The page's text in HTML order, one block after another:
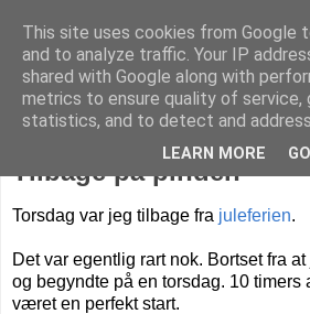
Livet på
Tilbage på pinden
Torsdag var jeg tilbage fra juleferien.
Det var egentlig rart nok. Bortset fra
og begyndte på en torsdag. 10 timers
været en perfekt start.
This site uses cookies from Google
and to analyze traffic. Your IP
shared with Google along with
metrics to ensure quality of service,
statistics, and to detect and
LEARN MORE